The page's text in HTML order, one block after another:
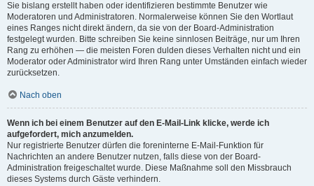
Sie bislang erstellt haben oder identifizieren bestimmte Benutzer wie
Moderatoren und Administratoren. Normalerweise können Sie den Wortlaut
eines Ranges nicht direkt ändern, da sie von der Board-Administration
festgelegt wurden. Bitte schreiben Sie keine sinnlosen Beiträge, nur um Ihren
Rang zu erhöhen — die meisten Foren dulden dieses Verhalten nicht und ein
Moderator oder Administrator wird Ihren Rang unter Umständen einfach wieder
zurücksetzen.
Nach oben
Wenn ich bei einem Benutzer auf den E-Mail-Link klicke, werde ich
aufgefordert, mich anzumelden.
Nur registrierte Benutzer dürfen die foreninterne E-Mail-Funktion für
Nachrichten an andere Benutzer nutzen, falls diese von der Board-
Administration freigeschaltet wurde. Diese Maßnahme soll den Missbrauch
dieses Systems durch Gäste verhindern.